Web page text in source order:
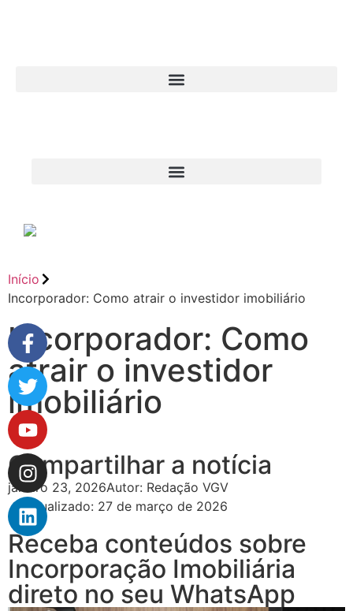
Início
Incorporador: Como atrair o investidor imobiliário
Incorporador: Como
atrair o investidor
imobiliário
Compartilhar a notícia
janeiro 23, 2026Autor: Redação VGV
Atualizado: 27 de março de 2026
Receba conteúdos sobre
Incorporação Imobiliária
direto no seu WhatsApp